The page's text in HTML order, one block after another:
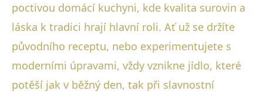
poctivou domácí kuchyni, kde kvalita surovin a
láska k tradici hrají hlavní roli. Ať už se držíte
původního receptu, nebo experimentujete s
moderními úpravami, vždy vznikne jídlo, které
potěší jak v běžný den, tak při slavnostní